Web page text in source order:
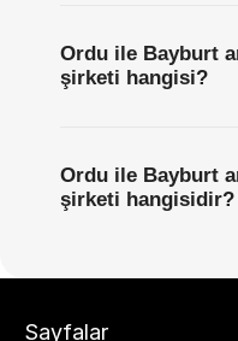
Ordu ile Bayburt
şirketi hangisi?
Ordu ile Bayburt
şirketi hangisidir?
Sayfalar